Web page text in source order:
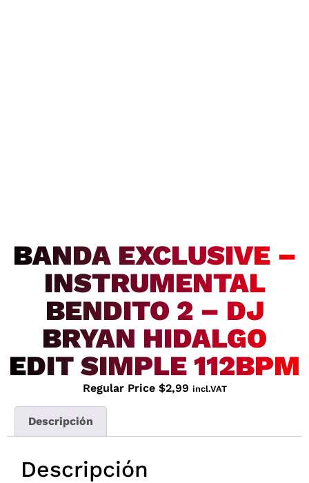
BANDA EXCLUSIVE –
INSTRUMENTAL
BENDITO 2 – DJ
BRYAN HIDALGO
EDIT SIMPLE 112BPM
Regular Price $2,99 incl.VAT
Descripción
Descripción